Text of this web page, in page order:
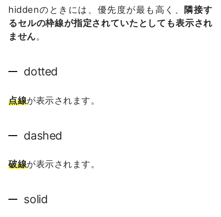
hiddenのときには、優先度が最も高く、 隣接す
るセルの枠線が指定されていたとしても表示され
ません。
dotted
点線が表示されます。
dashed
破線が表示されます。
solid